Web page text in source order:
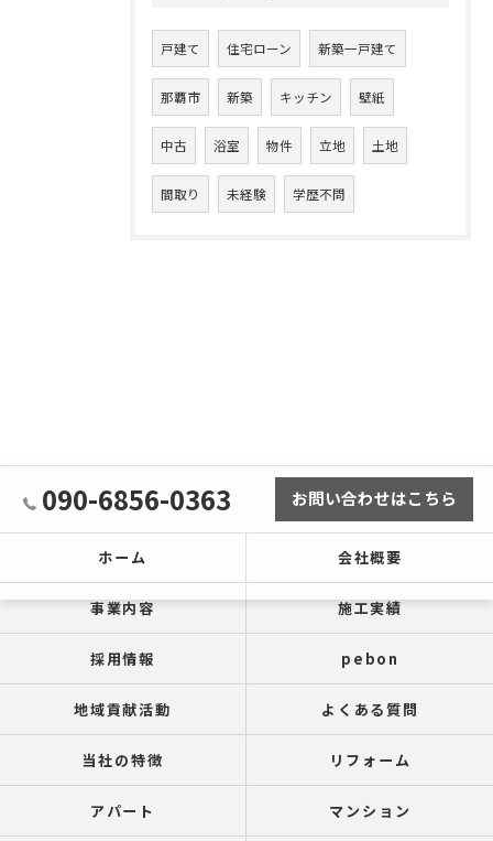
戸建て 住宅ローン 新築一戸建て
那覇市 新築 キッチン 壁紙
中古 浴室 物件 立地 土地
間取り 未経験 学歴不問
090-6856-0363 お問い合わせはこちら
ホーム 会社概要
事業内容 施工実績
採用情報 pebon
地域貢献活動 よくある質問
当社の特徴 リフォーム
アパート マンション